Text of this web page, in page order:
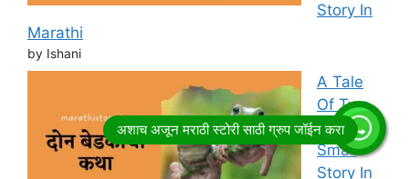
Story In
Marathi
by Ishani
A Tale
Of Two
Frogs |
Small
Story In